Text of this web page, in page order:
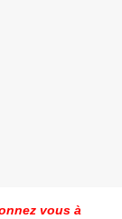
vous à